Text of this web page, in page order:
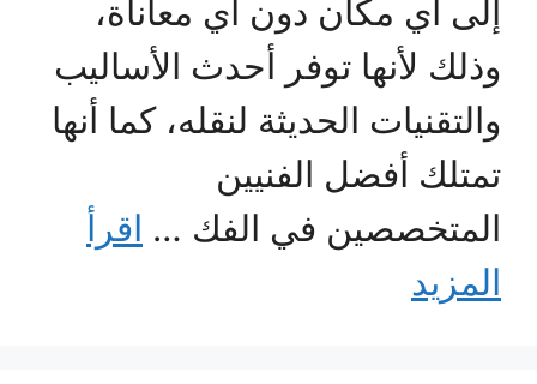
إلى أي مكان دون أي معاناة،
وذلك لأنها توفر أحدث الأساليب
والتقنيات الحديثة لنقله، كما أنها
تمتلك أفضل الفنيين
المتخصصين في الفك … اقرأ
المزيد